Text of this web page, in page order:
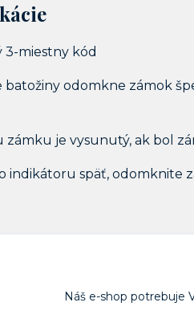
3-miestny kód
batožiny odomkne zámok
zámku je vysunutý, ak bol
indikátoru späť, odomknite
Náš e-shop potrebuje